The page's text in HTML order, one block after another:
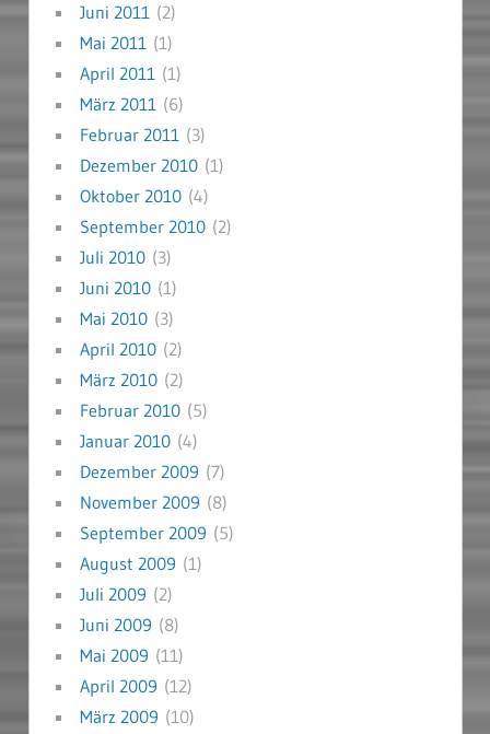
Juni 2011(2)
Mai 2011(1)
April 2011(1)
März 2011(6)
Februar 2011(3)
Dezember 2010(1)
Oktober 2010(4)
September 2010(2)
Juli 2010(3)
Juni 2010(1)
Mai 2010(3)
April 2010(2)
März 2010(2)
Februar 2010(5)
Januar 2010(4)
Dezember 2009 (7)
November 2009 (8)
September 2009 (5)
August 2009 (1)
Juli 2009 (2)
Juni 2009 (8)
Mai 2009 (11)
April 2009 (12)
März 2009 (10)